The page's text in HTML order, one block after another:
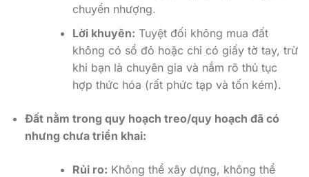
chuyển nhượng.
Lời khuyên: Tuyệt đối không mua đất
không có sổ đỏ hoặc chỉ có giấy tờ tay, trừ
khi bạn là chuyên gia và nắm rõ thủ tục
hợp thức hóa (rất phức tạp và tốn kém).
Đất nằm trong quy hoạch treo/quy hoạch đã có
nhưng chưa triển khai:
Rủi ro: Không thể xây dựng, không thể